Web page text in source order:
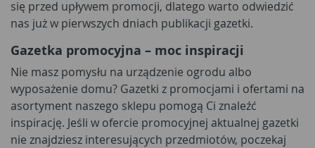
się przed upływem promocji, dlatego warto odwiedzić
nas już w pierwszych dniach publikacji gazetki.
Gazetka promocyjna – moc inspiracji
Nie masz pomysłu na urządzenie ogrodu albo
wyposażenie domu? Gazetki z promocjami i ofertami na
asortyment naszego sklepu pomogą Ci znaleźć
inspirację. Jeśli w ofercie promocyjnej aktualnej gazetki
nie znajdziesz interesujących przedmiotów, poczekaj